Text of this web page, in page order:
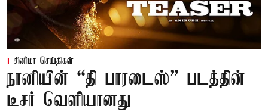
சினிமா செய்திகள்
நானியின் “தி பாரடைஸ்” படத்தின்
டீசர் வெளியானது